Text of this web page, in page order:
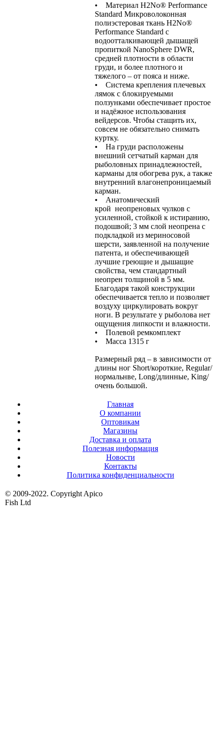
• Материал H2No® Performance
Standard Микроволоконная
полиэстеровая ткань H2No®
Performance Standard с
водоотталкивающей дышащей
пропиткой NanoSphere DWR,
средней плотности в области
груди, и более плотного и
тяжелого – от пояса и ниже.
• Система крепления плечевых
лямок с блокируемыми
ползунками обеспечивает простое
и надёжное использования
вейдерсов. Чтобы стащить их,
совсем не обязательно снимать
куртку.
• На груди расположены
внешний сетчатый карман для
рыболовных принадлежностей,
карманы для обогрева рук, а также
внутренний влагонепроницаемый
карман.
• Анатомический
крой неопреновых чулков с
усиленной, стойкой к истиранию,
подошвой; 3 мм слой неопрена с
подкладкой из мериносовой
шерсти, заявленной на получение
патента, и обеспечивающей
лучшие греющие и дышащие
свойства, чем стандартный
неопрен толщиной в 5 мм.
Благодаря такой конструкции
обеспечивается тепло и позволяет
воздуху циркулировать вокруг
ноги. В результате у рыболова нет
ощущения липкости и влажности.
• Полевой ремкомплект
• Масса 1315 г
Размерный ряд – в зависимости от
длины ног Short/короткие, Regular/
нормальнве, Long/длинные, King/
очень большой.
Главная
О компании
Оптовикам
Магазины
Доставка и оплата
Полезная информация
Новости
Контакты
Политика конфиденциальности
© 2009-2022. Copyright Apico
Fish Ltd